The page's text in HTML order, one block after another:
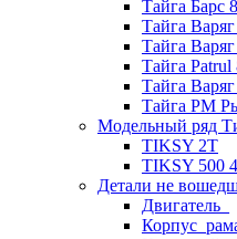
Тайга Барс
Тайга
Тайга
Тайга
Тайга
Тайга РМ
Модельный ряд
TIKSY 2T
TIKSY 500
Детали не
Двигатель_